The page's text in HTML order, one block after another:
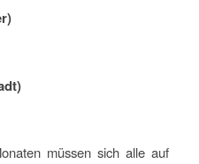
müssen sich alle auf